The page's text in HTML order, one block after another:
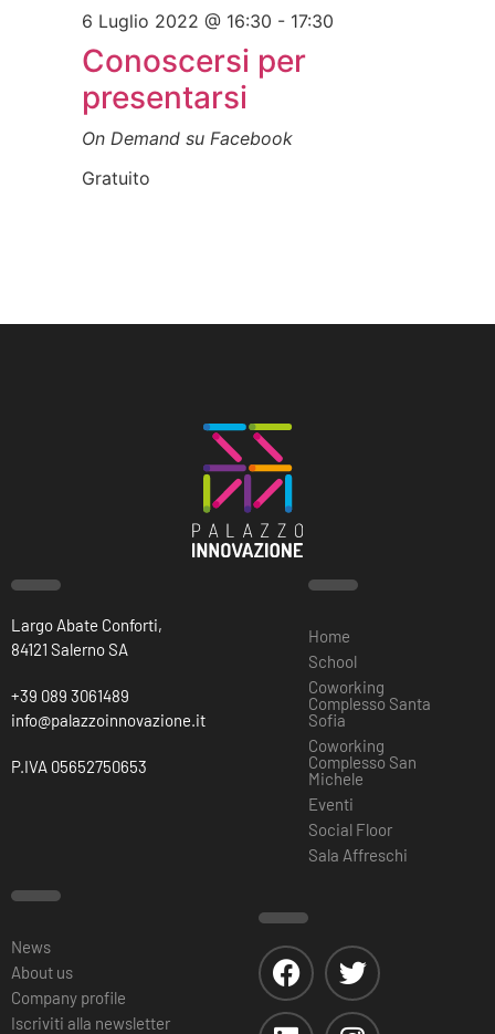
6 Luglio 2022 @ 16:30 - 17:30
Conoscersi per
presentarsi
On Demand su Facebook
Gratuito
Largo Abate Conforti,
84121 Salerno SA
+39 089 3061489
info@palazzoinnovazione.it
P.IVA 05652750653
Home
School
Coworking
Complesso Santa
Sofia
Coworking
Complesso San
Michele
Eventi
Social Floor
Sala Affreschi
News
About us
Company profile
Iscriviti alla newsletter